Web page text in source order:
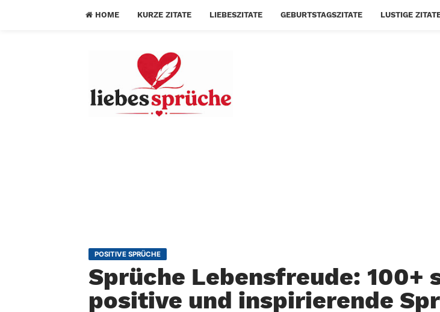
HOME KURZE ZITATE LIEBESZITATE GEBURTSTAGSZITATE LUSTIGE
POSITIVE SPRÜCHE
Sprüche Lebensfreude: 100+
positive und inspirierende